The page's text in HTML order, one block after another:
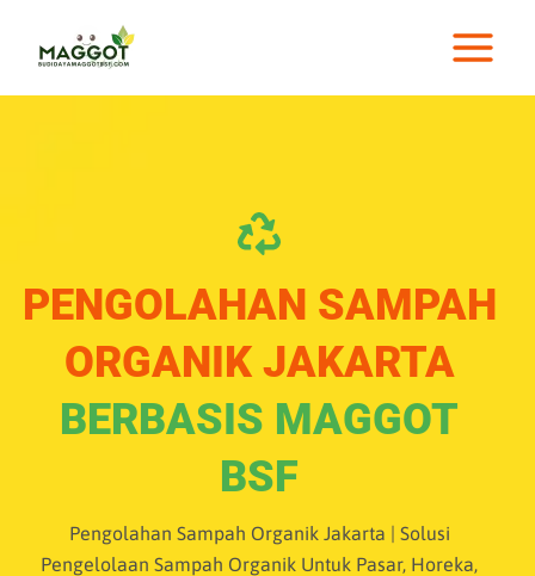
PENGOLAHAN SAMPAH
ORGANIK JAKARTA
BERBASIS MAGGOT
BSF
Pengolahan Sampah Organik Jakarta | Solusi
Pengelolaan Sampah Organik Untuk Pasar, Horeka,